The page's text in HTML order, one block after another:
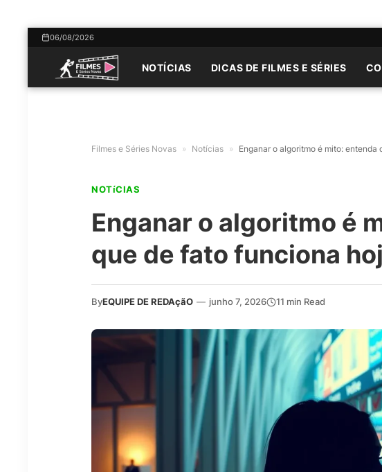
06/08/2026
NOTÍCIAS DICAS DE FILMES E SÉRIES
Filmes e Séries Novas » Notícias » Enganar o algoritmo é mito:
NOTíCIAS
Enganar o algoritmo é
que de fato funciona
ByEQUIPE DE REDAçãO — junho 7, 2026 11 min Read